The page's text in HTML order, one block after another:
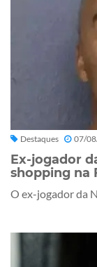
Destaques 07/
Ex-jogador
shopping na
O ex-jogador da